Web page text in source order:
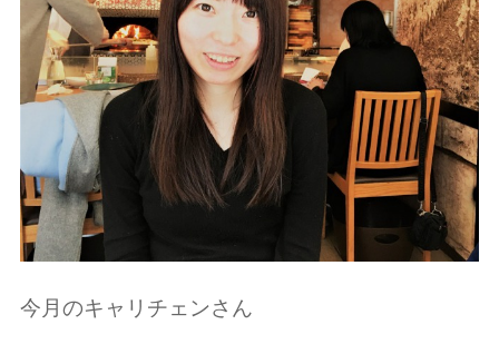
今月のキャリチェンさん